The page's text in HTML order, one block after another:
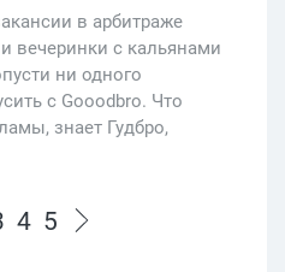
в арбитраже
вечеринки с кальянами
ни одного
с Gooodbro. Что
знает Гудбро,
4 5